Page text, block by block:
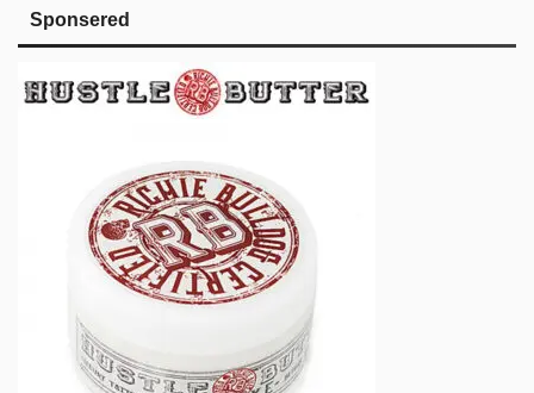
Sponsered